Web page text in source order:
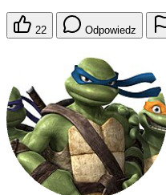
22 Odpowiedz